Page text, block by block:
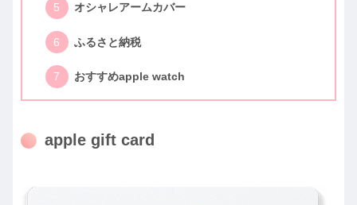
オシャレアームカバー
ふるさと納税
おすすめapple watch
apple gift card